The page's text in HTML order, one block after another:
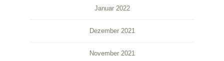
Januar 2022
Dezember 2021
November 2021